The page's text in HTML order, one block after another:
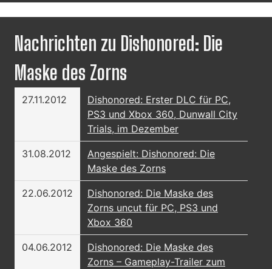
Nachrichten zu Dishonored: Die
Maske des Zorns
27.11.2012
Dishonored: Erster DLC für PC,
PS3 und Xbox 360, Dunwall City
Trials, im Dezember
31.08.2012
Angespielt: Dishonored: Die
Maske des Zorns
22.06.2012
Dishonored: Die Maske des
Zorns uncut für PC, PS3 und
Xbox 360
04.06.2012
Dishonored: Die Maske des
Zorns – Gameplay-Trailer zum